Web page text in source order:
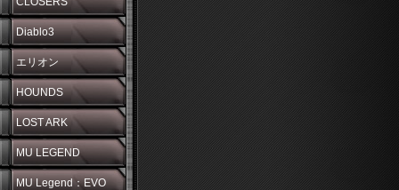
Diablo3
エリオン
HOUNDS
LOST ARK
MU LEGEND
MU Legend：EVO